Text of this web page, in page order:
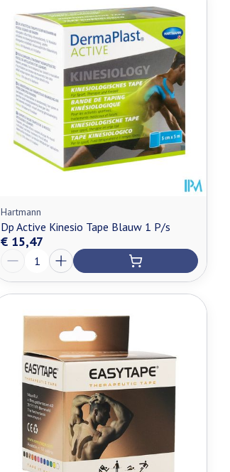
Hartmann
Dp Active Kinesio Tape Blauw 1 P/s
€ 15,47